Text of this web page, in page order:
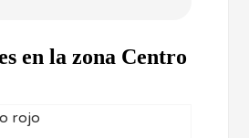
en la zona Centro